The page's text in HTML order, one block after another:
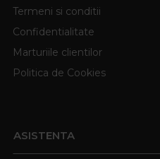
Termeni si conditii
Confidentialitate
Marturiile clientilor
Politica de Cookies
ASISTENTA